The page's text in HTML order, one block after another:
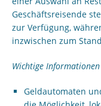
Geschäftsreisende
zur Verfügung,
inzwischen zum
Wichtige
Geldautomaten